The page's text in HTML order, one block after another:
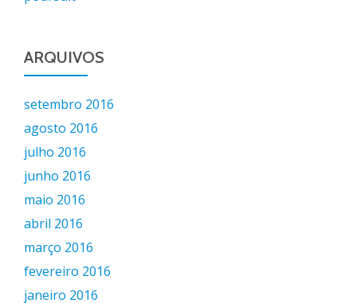
ARQUIVOS
setembro 2016
agosto 2016
julho 2016
junho 2016
maio 2016
abril 2016
março 2016
fevereiro 2016
janeiro 2016